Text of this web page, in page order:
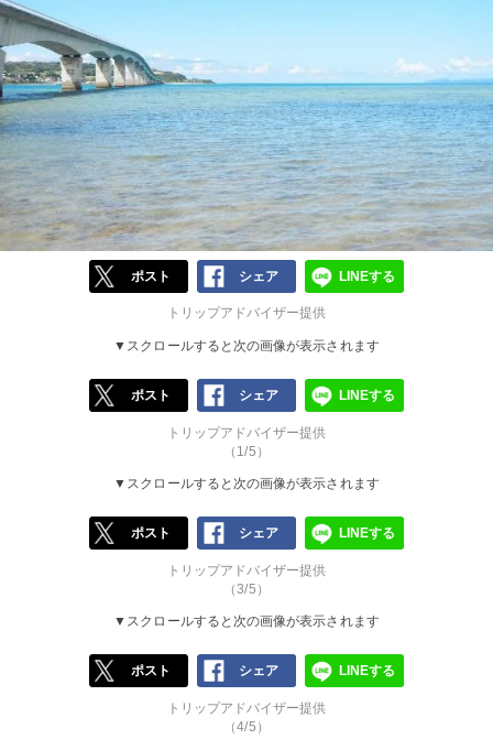
ポスト シェア LINEする
トリップアドバイザー提供
▼スクロールすると次の画像が表示されます
ポスト シェア LINEする
トリップアドバイザー提供
（1/5）
▼スクロールすると次の画像が表示されます
ポスト シェア LINEする
トリップアドバイザー提供
（3/5）
▼スクロールすると次の画像が表示されます
ポスト シェア LINEする
トリップアドバイザー提供
（4/5）